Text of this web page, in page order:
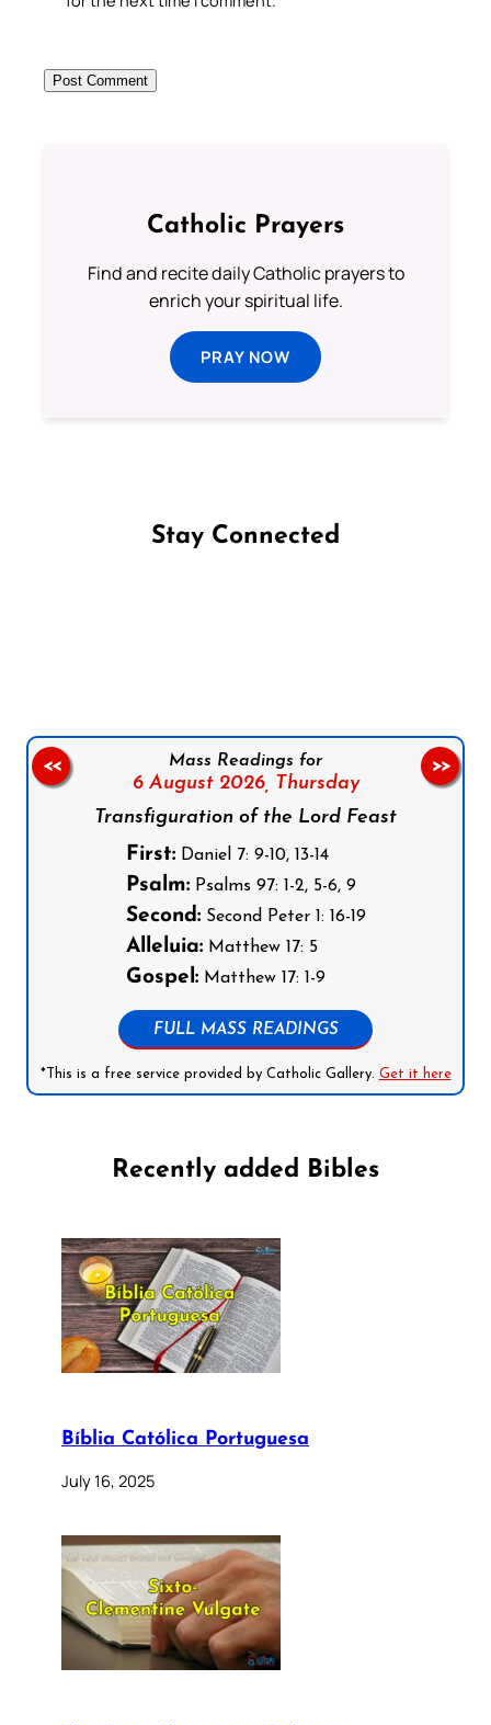
Catholic Prayers
Find and recite daily Catholic prayers to
enrich your spiritual life.
PRAY NOW
Stay Connected
Mass Readings for
6 August 2026,
Thursday
Transfiguration of the Lord Feast
First:Daniel 7: 9-10, 13-14
Psalm:Psalms 97: 1-2, 5-6, 9
Second:Second Peter 1: 16-19
Alleluia:Matthew 17: 5
Gospel:Matthew 17: 1-9
FULL MASS READINGS
*This is a free service provided by Catholic Gallery. Get it here
<< >>
Recently added Bibles
Bíblia Católica Portuguesa
July 16, 2025